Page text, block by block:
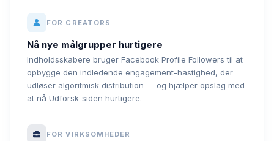
FOR CREATORS
Nå nye målgrupper hurtigere
Indholdsskabere bruger Facebook Profile Followers til at
opbygge den indledende engagement-hastighed, der
udløser algoritmisk distribution — og hjælper opslag med
at nå Udforsk-siden hurtigere.
FOR VIRKSOMHEDER